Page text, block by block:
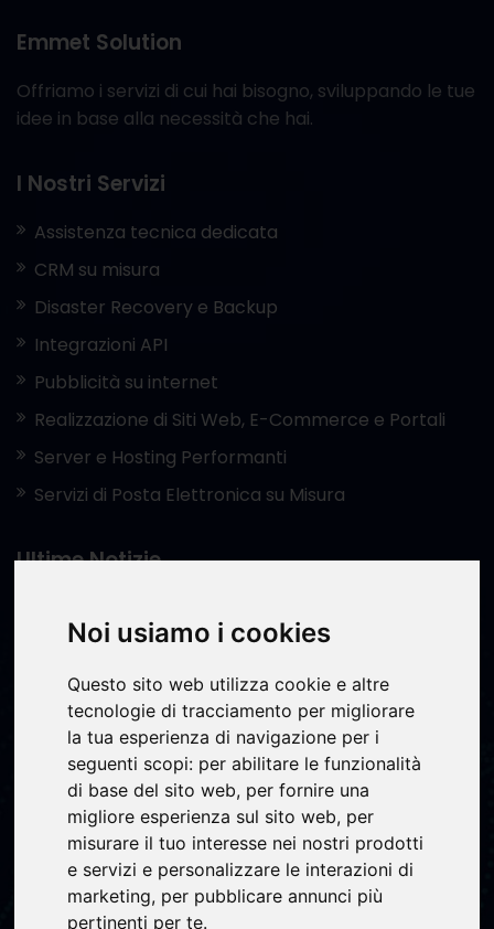
Noi usiamo i cookies
Questo sito web utilizza cookie e altre
tecnologie di tracciamento per migliorare
la tua esperienza di navigazione per i
seguenti scopi: per abilitare le funzionalità
di base del sito web, per fornire una
migliore esperienza sul sito web, per
misurare il tuo interesse nei nostri prodotti
e servizi e personalizzare le interazioni di
marketing, per pubblicare annunci più
pertinenti per te.
Emmet Solution
Offriamo i servizi di cui hai bisogno, sviluppando le tue
idee in base alla necessità che hai.
I Nostri Servizi
Assistenza tecnica dedicata
CRM su misura
Disaster Recovery e Backup
Integrazioni API
Pubblicità su internet
Realizzazione di Siti Web, E-Commerce e Portali
Server e Hosting Performanti
Servizi di Posta Elettronica su Misura
Ultime Notizie
azienda nel 2026
Software gestionale cloud su misura: cos'è, come
funziona e perché conviene alle PMI italiane
10.03.2026
Analisi dei processi aziendali: il primo passo per una
digitalizzazione efficace
14.01.2026
Contatta il nostro supporto